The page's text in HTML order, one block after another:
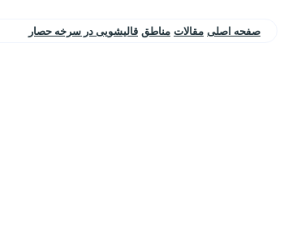
صفحه اصلی مقالات مناطق قالیشویی در سرخه حصار